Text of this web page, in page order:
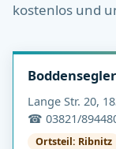
kostenlos und
Boddensegler
Lange Str. 20,
☎ 03821/
Ortsteil: Ribnitz